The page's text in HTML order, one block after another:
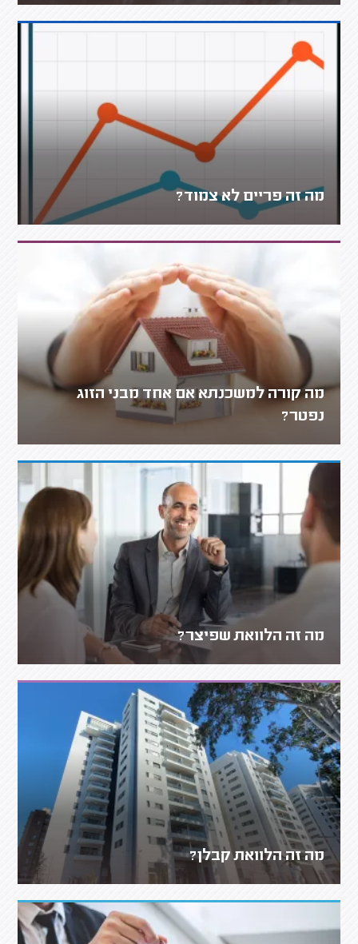
מה זה פריים לא צמוד?
מה קורה למשכנתא אם אחד מבני הזוג
נפטר?
מה זה הלוואת שפיצר?
מה זה הלוואת קבלן?